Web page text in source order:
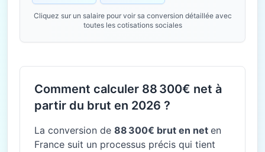
Cliquez sur un salaire pour voir sa conversion détaillée avec
toutes les cotisations sociales
Comment calculer 88 300€ net à
partir du brut en 2026 ?
La conversion de 88 300€ brut en net en
France suit un processus précis qui tient